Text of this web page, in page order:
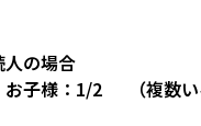
の場合
子様：1/2 （複数い